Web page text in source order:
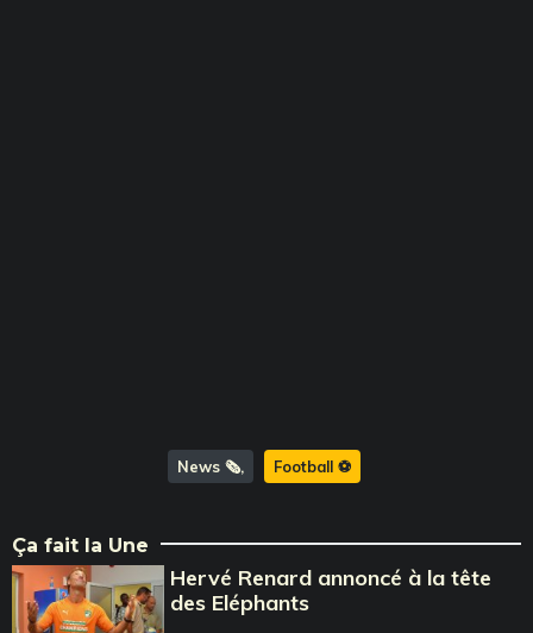
News 🗞️ Football ⚽️
Ça fait la Une
Hervé Renard annoncé à la tête
des Eléphants